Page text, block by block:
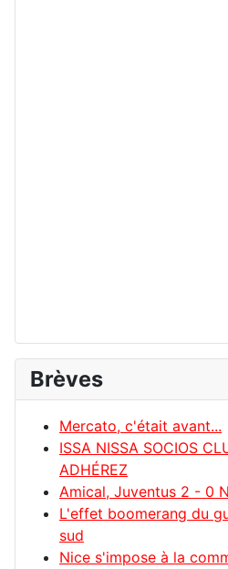
Brèves
Mercato, c'était avant...
ISSA NISSA SOCIOS
ADHÉREZ
Amical, Juventus 2 - 0
L'effet boomerang du
sud
Nice s'impose à la